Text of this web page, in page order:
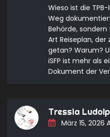
Wieso ist die
Weg
Behörde, sondern
Art Reiseplan, der
getan? Warum?
iSFP ist mehr als
Dokument der
Tressia
März 15, 2026